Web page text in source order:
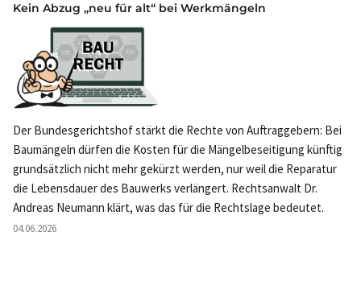
Kein Abzug „neu für alt“ bei Werkmängeln
Der Bundesgerichtshof stärkt die Rechte von Auftraggebern: Bei
Baumängeln dürfen die Kosten für die Mängelbeseitigung künftig
grundsätzlich nicht mehr gekürzt werden, nur weil die Reparatur
die Lebensdauer des Bauwerks verlängert. Rechtsanwalt Dr.
Andreas Neumann klärt, was das für die Rechtslage bedeutet.
04.06.2026